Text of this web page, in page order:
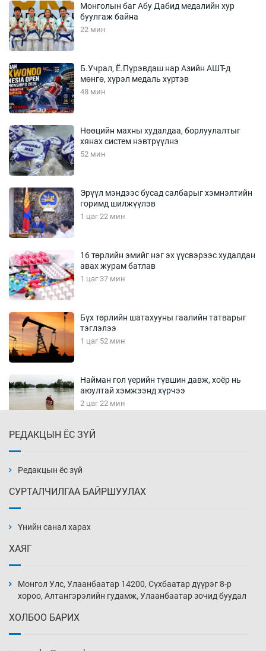
Монголын баг Абу Дабид медалийн хур
буулгаж байна
22 мин
Б.Учрал, Ё.Пүрэвдаш нар Азийн АШТ-д
мөнгө, хүрэл медаль хүртэв
48 мин
Нөөцийн махны худалдаа, борлуулалтыг
хянах систем нэвтрүүлнэ
52 мин
Эрүүл мэндээс бусад салбарыг хэмнэлтийн
горимд шилжүүлэв
1 цаг 22 мин
16 төрлийн эмийг нэг эх үүсвэрээс худалдан
авах журам батлав
1 цаг 37 мин
Бүх төрлийн шатахууны гаалийн татварыг
тэглэлээ
1 цаг 52 мин
Найман гол үерийн түвшин давж, хоёр нь
аюултай хэмжээнд хүрчээ
2 цаг 22 мин
2 цаг 52 мин
3 цаг 22 мин
3 цаг 52 мин
РЕДАКЦЫН ЁС ЗҮЙ
Редакцын ёс зүй
СУРТАЛЧИЛГАА БАЙРШУУЛАХ
Үнийн санал харах
ХАЯГ
Монгол Улс, Улаанбаатар 14200, Сүхбаатар дүүрэг 8-р
хороо, Алтангэрэлийн гудамж, Улаанбаатар зочид буудал
ХОЛБОО БАРИХ